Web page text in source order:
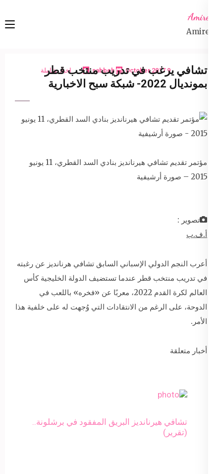
content
Enter)
Amireta
Amireta
9 October 2017
sabbeh اخبار شاملة
تشافي يرغب في تدريب منتخب قطر
بمونديال 2022- شبكة سبح الاخبارية
مؤتمر تقديم تشافي هيرنانديز بنادي السد القطري، 11 يونيو
2015 – صورة أرشيفية
تصوير :
أ.ف.ب
أعرب النجم الدولي الإسباني السابق تشافي هرنانديز عن رغبته
في تدريب منتخب قطر عندما تستضيف الدولة الخليجية كأس
العالم لكرة القدم 2022، معربًا عن «فخره» باللعب في
الدوحة، على الرغم من الانتقادات التي وُجهت له على خلفية هذا
الأمر.
أخبار متعلقة
تشافي هيرنانديز البريق المفقود في برشلونة..
(تقرير)